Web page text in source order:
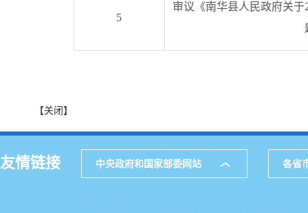
5
审议《南华县人民政府关
【关闭】
友情链接 中央政府和国家部委网站 各省